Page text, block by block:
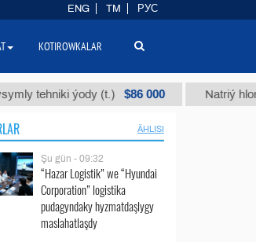
ýody (t.) $86 000 Natriý hlorly
ÄHLISI
Şu gün - 09:32
“Hazar Logistik” we “Hyundai
Corporation” logistika
pudagyndaky hyzmatdaşlygy
maslahatlaşdy
ENG TM РУС
KOTIROWKALAR